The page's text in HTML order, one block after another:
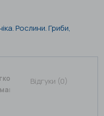
Рослини. Гриби,
Відгуки (0)